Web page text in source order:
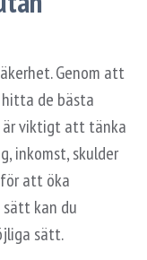
Genom att
de bästa
är viktigt att tänka
inkomst, skulder
att öka
kan du
sätt.